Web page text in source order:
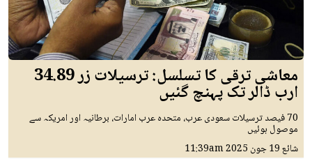
معاشی ترقی کا تسلسل: ترسیلات زر 34.89
ارب ڈالر تک پہنچ گئیں
70 فیصد ترسیلات سعودی عرب، متحدہ عرب امارات، برطانیہ اور امریکہ سے
موصول ہوئیں
شائع19 جون 2025 11:39am